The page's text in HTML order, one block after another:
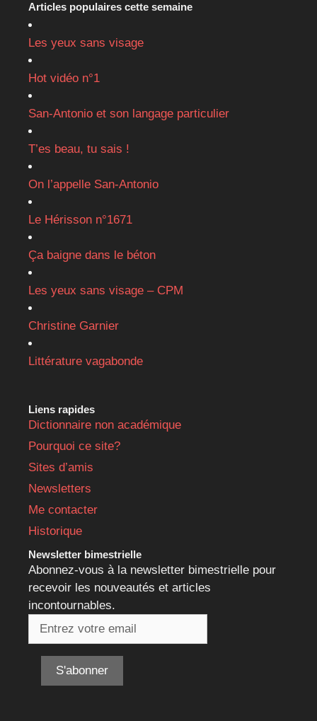
Articles populaires cette semaine
Les yeux sans visage
Hot vidéo n°1
San-Antonio et son langage particulier
T’es beau, tu sais !
On l’appelle San-Antonio
Le Hérisson n°1671
Ça baigne dans le béton
Les yeux sans visage – CPM
Christine Garnier
Littérature vagabonde
Liens rapides
Dictionnaire non académique
Pourquoi ce site?
Sites d’amis
Newsletters
Me contacter
Historique
Newsletter bimestrielle
Abonnez-vous à la newsletter bimestrielle pour
recevoir les nouveautés et articles
incontournables.